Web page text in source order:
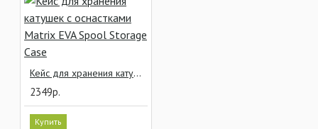
Кейс для хранения катушек с оснастками Matrix EVA Spool Storage Case
2349р.
Купить